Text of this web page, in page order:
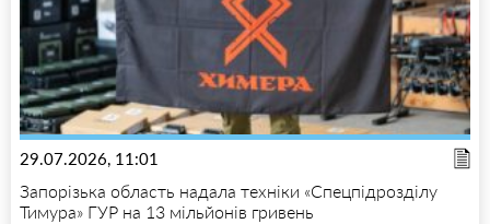
29.07.2026, 11:01
Запорізька область надала техніки «Спецпідрозділу
Тимура» ГУР на 13 мільйонів гривень